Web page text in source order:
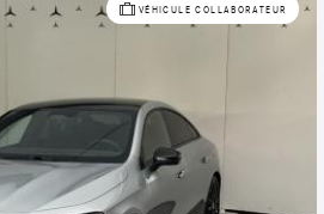
VÉHICULE COLLABORATEUR